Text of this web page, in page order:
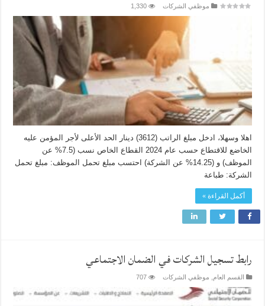
موظفي الشركات 1,330
اهلا وسهلا، ادخل مبلغ الراتب (3612) دينار الحد الأعلى لأجر المؤمن عليه
الخاضع للاقتطاع حسب عام 2024 القطاع الخاص نسب (7.5% عن
الموظف) و (14.25% عن الشركة) احتسب مبلغ تحمل الموظف: مبلغ تحمل
الشركة: طباعة
أكمل القراءة »
رابط تسجيل الشركات في الضمان الاجتماعي
القسم العام موظفي الشركات 707